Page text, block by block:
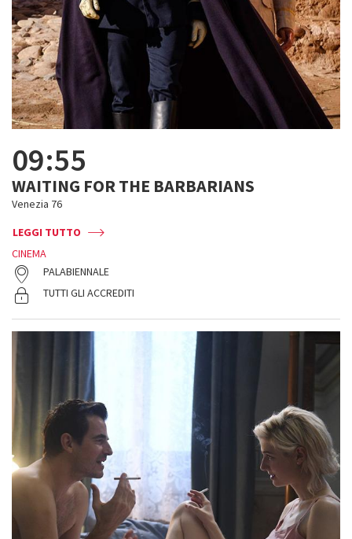
09:55
WAITING FOR THE BARBARIANS
Venezia 76
LEGGI TUTTO
CINEMA
PALABIENNALE
TUTTI GLI ACCREDITI